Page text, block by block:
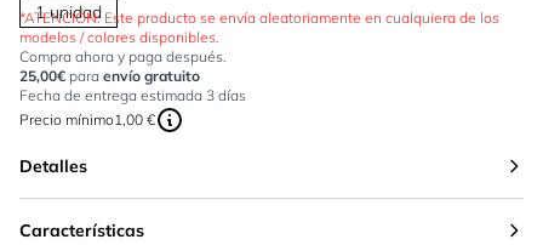
1 unidad
*ATENCIÓN: Este producto se envía aleatoriamente en cualquiera de los
modelos / colores disponibles.
Compra ahora y paga después.
25,00€ para envío gratuito
Fecha de entrega estimada 3 días
Precio mínimo1,00 €
Detalles
Características